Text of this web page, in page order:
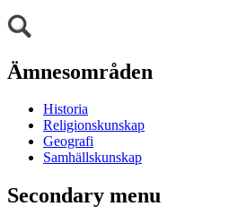
Ämnesområden
Historia
Religionskunskap
Geografi
Samhällskunskap
Secondary menu